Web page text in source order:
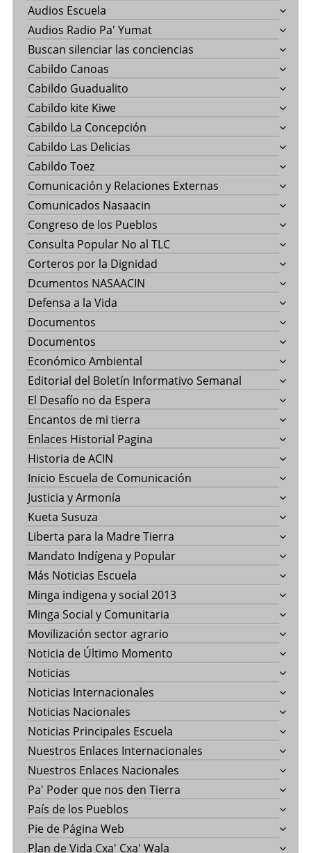
Audios Escuela
Audios Radio Pa' Yumat
Buscan silenciar las conciencias
Cabildo Canoas
Cabildo Guadualito
Cabildo kite Kiwe
Cabildo La Concepción
Cabildo Las Delicias
Cabildo Toez
Comunicación y Relaciones Externas
Comunicados Nasaacin
Congreso de los Pueblos
Consulta Popular No al TLC
Corteros por la Dignidad
Dcumentos NASAACIN
Defensa a la Vida
Documentos
Documentos
Económico Ambiental
Editorial del Boletín Informativo Semanal
El Desafío no da Espera
Encantos de mi tierra
Enlaces Historial Pagina
Historia de ACIN
Inicio Escuela de Comunicación
Justicia y Armonía
Kueta Susuza
Liberta para la Madre Tierra
Mandato Indígena y Popular
Más Noticias Escuela
Minga indigena y social 2013
Minga Social y Comunitaria
Movilización sector agrario
Noticia de Último Momento
Noticias
Noticias Internacionales
Noticias Nacionales
Noticias Principales Escuela
Nuestros Enlaces Internacionales
Nuestros Enlaces Nacionales
Pa' Poder que nos den Tierra
País de los Pueblos
Pie de Página Web
Plan de Vida Cxa' Cxa' Wala